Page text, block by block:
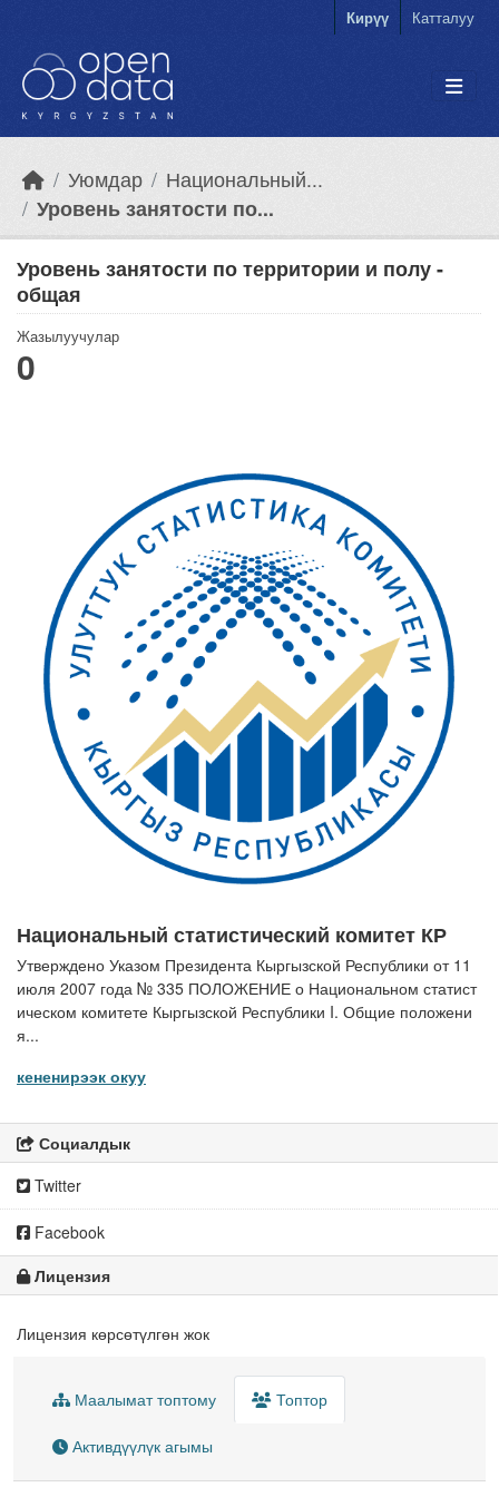
Кирүү Катталуу
Уюмдар
Национальный...
Уровень занятости по...
Уровень занятости по территории и полу -
общая
Жазылуучулар
0
Национальный статистический комитет КР
Утверждено Указом Президента Кыргызской Республики от 11
июля 2007 года № 335 ПОЛОЖЕНИЕ о Национальном статист
ическом комитете Кыргызской Республики I. Общие положени
я...
кененирээк окуу
Социалдык
Twitter
Facebook
Лицензия
Лицензия көрсөтүлгөн жок
Маалымат топтому Топтор
Активдүүлүк агымы